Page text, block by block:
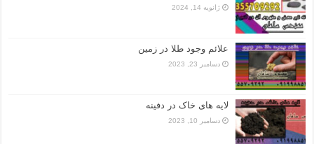
ژانویه 14, 2024
علائم وجود طلا در زمین
دسامبر 23, 2023
لایه های خاک در دفینه
دسامبر 10, 2023